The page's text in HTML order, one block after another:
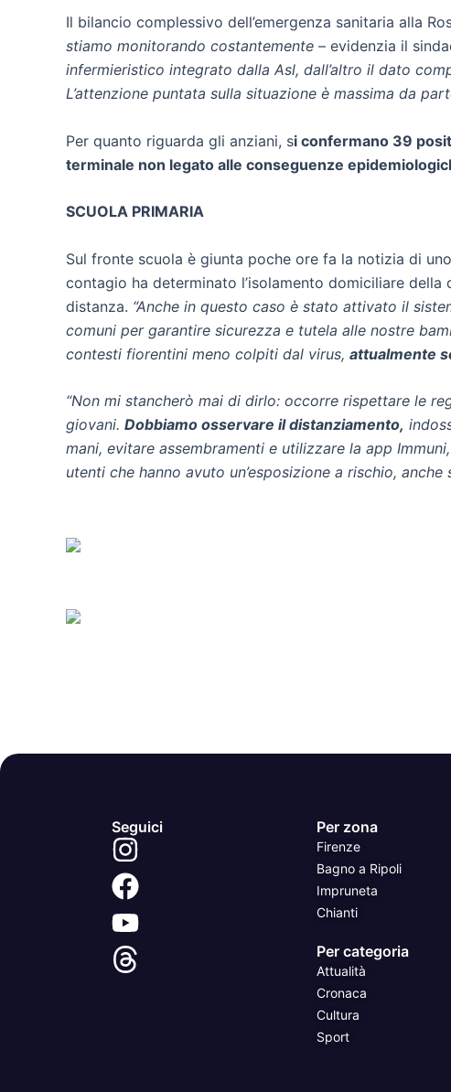
Il bilancio complessivo dell’emergenza sanitaria alla
stiamo monitorando costantemente – evidenzia il
infermieristico integrato dalla Asl, dall’altro il dato
L’attenzione puntata sulla situazione è massima da
Per quanto riguarda gli anziani, si confermano 39
terminale non legato alle conseguenze
SCUOLA PRIMARIA
Sul fronte scuola è giunta poche ore fa la notizia di
contagio ha determinato l’isolamento domiciliare
distanza. “Anche in questo caso è stato attivato il
comuni per garantire sicurezza e tutela alle nostre
contesti fiorentini meno colpiti dal virus, attualmente
“Non mi stancherò mai di dirlo: occorre rispettare le
giovani. Dobbiamo osservare il distanziamento,
mani, evitare assembramenti e utilizzare la app
utenti che hanno avuto un’esposizione a rischio, anche
Seguici Per zona
Firenze
Bagno a Ripoli
Impruneta
Chianti
Per categoria
Attualità
Cronaca
Cultura
Sport